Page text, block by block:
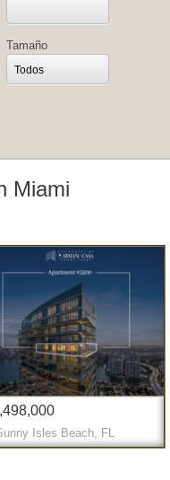
Tamaño
Todos
Miami
Isles Beach, FL